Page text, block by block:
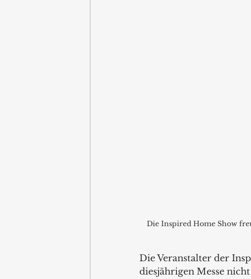
Die Inspired Home Show
Die Veranstalter der
diesjährigen Messe